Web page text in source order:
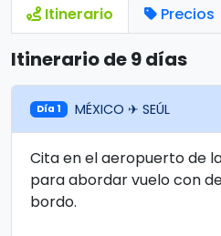
Itinerario Precios
Itinerario de 9 días
Día 1 MÉXICO ✈ SEÚL
Cita en el aeropuerto de
para abordar vuelo con
bordo.